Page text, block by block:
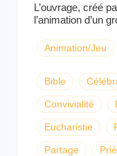
L’ouvrage, créé
l’animation d’un
Animation/Jeu
Bible
Convivialité
Eucharistie
Partage